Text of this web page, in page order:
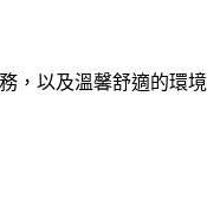
，以及溫馨舒適的環境